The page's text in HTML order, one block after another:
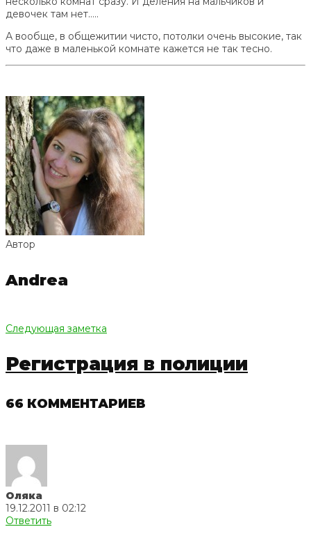
девочек там нет…..
А вообще, в общежитии чисто, потолки очень высокие, так
что даже в маленькой комнате кажется не так тесно.
Автор
Andrea
Следующая заметка
Регистрация в полиции
66 КОММЕНТАРИЕВ
Оляка
19.12.2011 в 02:12
Ответить